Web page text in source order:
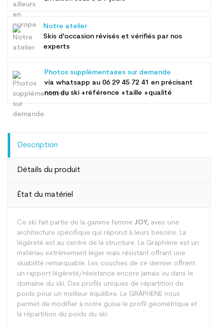
Notre atelier
Skis d'occasion révisés et vérifiés par nos
experts
Photos supplémentaires sur demande
via whatsapp au 06 29 45 72 41 en précisant
nom du ski +référence +taille +qualité
Description
Détails du produit
État du matériel
Ce ski fait partie de la gamme femme JOY, avec une
architecture spécifique qui répond à leurs besoins. La
légèreté est au centre de la structure. Le Graphène est un
matériau extrêmement léger mais résistant offrant une
skiabilité remarquable. Les couches de ce dernier offrent
un rapport légèreté/résistance encore jamais vu dans le
domaine du ski. Des profils uniques de répartition de
poids pour un meilleur équilibre. Le GRAPHENE nous
permet de modifier à notre guise le profil géométrique et
la répartition du poids du ski.